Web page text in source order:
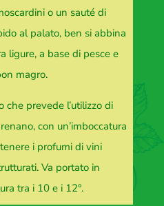
o un sauté di
al palato, ben si abbina
ligure, a base di pesce e
magro.
che prevede l’utilizzo di
con un’imboccatura
i profumi di vini
Va portato in
tra i 10 e i 12°.